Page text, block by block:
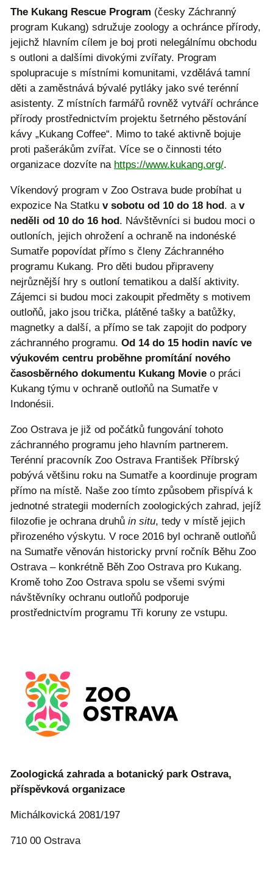
The Kukang Rescue Program (česky Záchranný
program Kukang) sdružuje zoology a ochránce přírody,
jejichž hlavním cílem je boj proti nelegálnímu obchodu
s outloni a dalšími divokými zvířaty. Program
spolupracuje s místními komunitami, vzdělává tamní
děti a zaměstnává bývalé pytláky jako své terénní
asistenty. Z místních farmářů rovněž vytváří ochránce
přírody prostřednictvím projektu šetrného pěstování
kávy „Kukang Coffee“. Mimo to také aktivně bojuje
proti pašerákům zvířat. Více se o činnosti této
organizace dozvíte na https://www.kukang.org/.
Víkendový program v Zoo Ostrava bude probíhat u
expozice Na Statku v sobotu od 10 do 18 hod. a v
neděli od 10 do 16 hod. Návštěvníci si budou moci o
outloních, jejich ohrožení a ochraně na indonéské
Sumatře popovídat přímo s členy Záchranného
programu Kukang. Pro děti budou připraveny
nejrůznější hry s outloní tematikou a další aktivity.
Zájemci si budou moci zakoupit předměty s motivem
outloňů, jako jsou trička, plátěné tašky a batůžky,
magnetky a další, a přímo se tak zapojit do podpory
záchranného programu. Od 14 do 15 hodin navíc ve
výukovém centru proběhne promítání nového
časosběrného dokumentu Kukang Movie o práci
Kukang týmu v ochraně outloňů na Sumatře v
Indonésii.
Zoo Ostrava je již od počátků fungování tohoto
záchranného programu jeho hlavním partnerem.
Terénní pracovník Zoo Ostrava František Příbrský
pobývá většinu roku na Sumatře a koordinuje program
přímo na místě. Naše zoo tímto způsobem přispívá k
jednotné strategii moderních zoologických zahrad, jejíž
filozofie je ochrana druhů in situ, tedy v místě jejich
přirozeného výskytu. V roce 2016 byl ochraně outloňů
na Sumatře věnován historicky první ročník Běhu Zoo
Ostrava – konkrétně Běh Zoo Ostrava pro Kukang.
Kromě toho Zoo Ostrava spolu se všemi svými
návštěvníky ochranu outloňů podporuje
prostřednictvím programu Tři koruny ze vstupu.
Zoologická zahrada a botanický park Ostrava,
příspěvková organizace
Michálkovická 2081/197
710 00 Ostrava